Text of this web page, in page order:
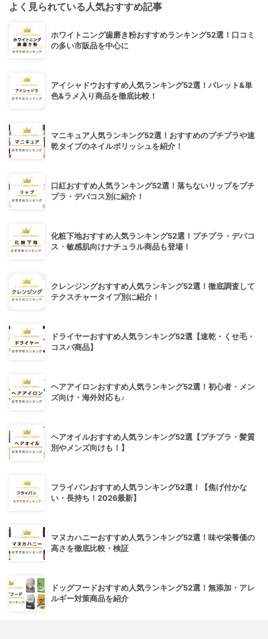
よく見られている人気おすすめ記事
ホワイトニング歯磨き粉おすすめランキング52選！口コミ
の多い市販品を中心に
アイシャドウおすすめ人気ランキング52選！パレット&単
色&ラメ入り商品を徹底比較！
マニキュア人気ランキング52選！おすすめのプチプラや速
乾タイプのネイルポリッシュを紹介！
口紅おすすめ人気ランキング52選！落ちないリップをプチ
プラ・デパコス別に紹介！
化粧下地おすすめ人気ランキング52選！プチプラ・デパコ
ス・敏感肌向けナチュラル商品も登場！
クレンジングおすすめ人気ランキング52選！徹底調査して
テクスチャータイプ別に紹介！
ドライヤーおすすめ人気ランキング52選【速乾・くせ毛・
コスパ商品】
ヘアアイロンおすすめ人気ランキング52選！初心者・メン
ズ向け・海外対応も♪
ヘアオイルおすすめ人気ランキング52選【プチプラ・髪質
別やメンズ向けも！】
フライパンおすすめ人気ランキング52選！【焦げ付かな
い・長持ち！2026最新】
マヌカハニーおすすめ人気ランキング52選！味や栄養価の
高さを徹底比較・検証
ドッグフードおすすめ人気ランキング52選！無添加・アレ
ルギー対策商品を紹介